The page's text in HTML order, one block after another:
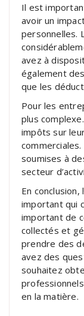
Il est
avoir un
personnelles.
avez à
également
que les
Pour les
plus
impôts sur
soumises à
secteur
En
important qui
important de
collectés et
prendre des
avez des
souhaitez
en la matière.